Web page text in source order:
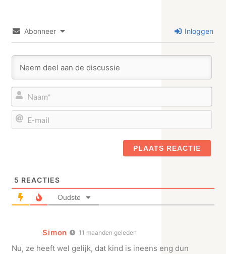
Abonneer Inloggen
5 REACTIES
Oudste
Simon 11 maanden geleden
Nu, ze heeft wel gelijk, dat kind is ineens eng dun